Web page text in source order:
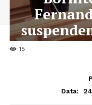
15
Data: